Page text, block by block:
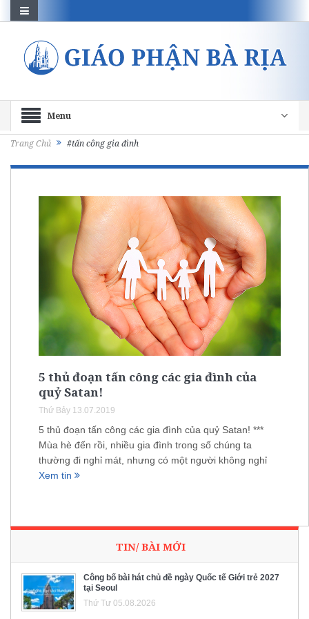
Menu
Trang Chủ #tấn công gia đình
5 thủ đoạn tấn công các gia đình của
quỷ Satan!
Thứ Bảy 13.07.2019
5 thủ đoạn tấn công các gia đình của quỷ Satan! ***
Mùa hè đến rồi, nhiều gia đình trong số chúng ta
thường đi nghỉ mát, nhưng có một người không nghỉ
Xem tin
TIN/ BÀI MỚI
Công bố bài hát chủ đề ngày Quốc tế Giới trẻ 2027
tại Seoul
Thứ Tư 05.08.2026